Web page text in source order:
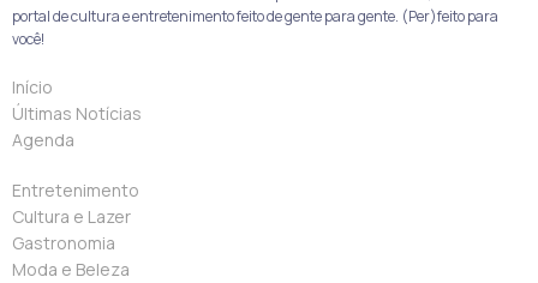
portal de cultura e entretenimento feito de gente para gente. (Per)feito para
você!
Início
Últimas Notícias
Agenda
Entretenimento
Cultura e Lazer
Gastronomia
Moda e Beleza